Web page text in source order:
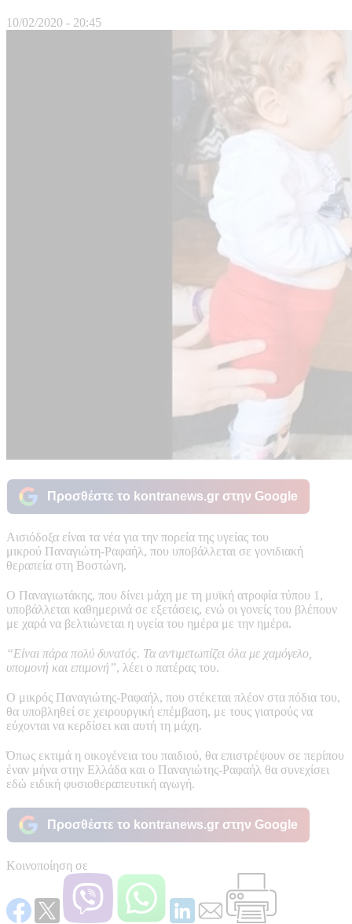
10/02/2020 - 20:45
Προσθέστε το kontranews.gr στην Google
Αισιόδοξα είναι τα νέα για την πορεία της υγείας του
μικρού Παναγιώτη-Ραφαήλ, που υποβάλλεται σε γονιδιακή
θεραπεία στη Βοστώνη.
Ο Παναγιωτάκης, που δίνει μάχη με τη μυϊκή ατροφία τύπου 1,
υποβάλλεται καθημερινά σε εξετάσεις, ενώ οι γονείς του βλέπουν
με χαρά να βελτιώνεται η υγεία του ημέρα με την ημέρα.
“Είναι πάρα πολύ δυνατός. Τα αντιμετωπίζει όλα με χαμόγελο,
υπομονή και επιμονή”, λέει ο πατέρας του.
Ο μικρός Παναγιώτης-Ραφαήλ, που στέκεται πλέον στα πόδια του,
θα υποβληθεί σε χειρουργική επέμβαση, με τους γιατρούς να
εύχονται να κερδίσει και αυτή τη μάχη.
Όπως εκτιμά η οικογένεια του παιδιού, θα επιστρέψουν σε περίπου
έναν μήνα στην Ελλάδα και ο Παναγιώτης-Ραφαήλ θα συνεχίσει
εδώ ειδική φυσιοθεραπευτική αγωγή.
Προσθέστε το kontranews.gr στην Google
Κοινοποίηση σε